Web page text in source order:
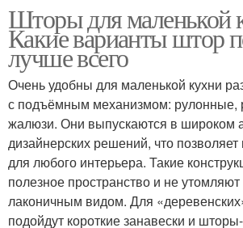
Шторы для маленькой
Какие варианты штор
лучше всего
Очень удобны для маленькой кухни
с подъёмным механизмом: рулонные,
жалюзи. Они выпускаются в широком
дизайнерских решений, что
для любого интерьера. Такие
полезное пространство и не
лаконичным видом. Для
подойдут короткие занавески и